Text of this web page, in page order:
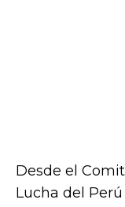
Desde el
Lucha del